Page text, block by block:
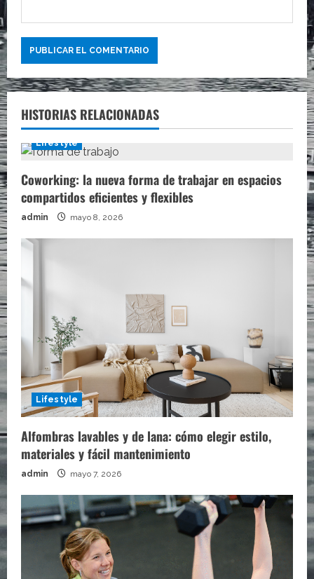
HISTORIAS RELACIONADAS
Lifestyle
Coworking: la nueva forma de trabajar en espacios
compartidos eficientes y flexibles
admin mayo 8, 2026
Lifestyle
Alfombras lavables y de lana: cómo elegir estilo,
materiales y fácil mantenimiento
admin mayo 7, 2026